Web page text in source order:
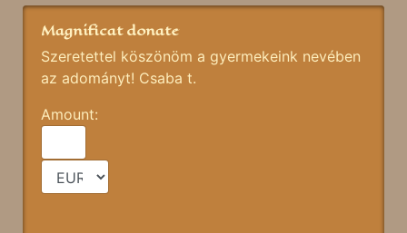
Magnificat donate
Szeretettel köszönöm a gyermekeink nevében
az adományt! Csaba t.
Amount: